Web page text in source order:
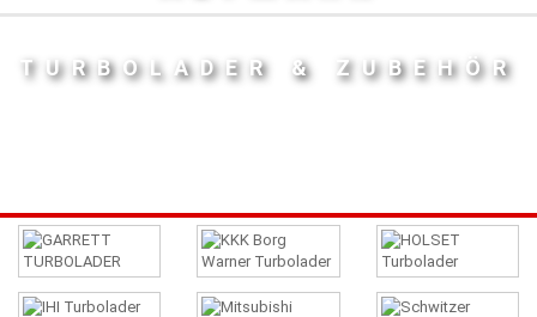
TURBOLADER & ZUBEHÖR